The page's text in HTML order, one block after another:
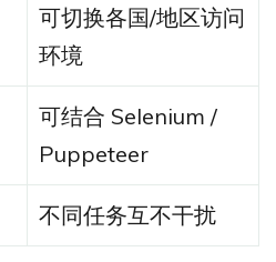
可切换各国/地区访问
环境
可结合 Selenium /
Puppeteer
不同任务互不干扰